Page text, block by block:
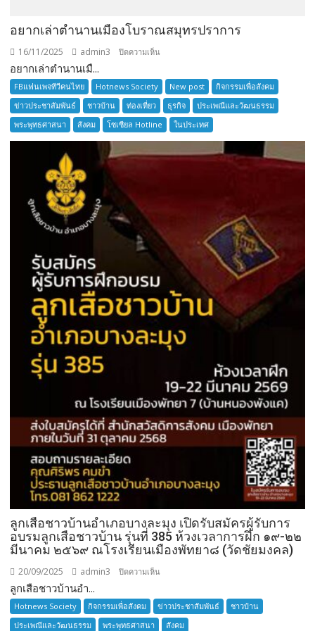
อยากเล่าตำนานเมืองโบราณสมุทรปราการ
16/11/2025 admin3 ปิดความเห็น
เล่า
ตำนาน
เมือง
โบราณ
สมุทรปราการ
อยากเล่าตำนานเมื...
FBแฟนเพจทีวีคนไทย Hotnews Society New post
กิจกรรมเพื่อสังคม
ข่าวประชาสัมพันธ์
ชาวบ้าน ท่องเที่ยว ธุรกิจ
ประเพณีและวัฒนธรรม
พระพุทธศาสนา
สังคม โซเซียล Hotline ในประเทศ
ลูกเสือชาวบ้านอำเภอบางละมุง เปิดรับสมัครผู้รับการ
อบรมลูกเสือชาวบ้าน รุ่นที่ 385 ห้วงเวลาการฝึก ๑๙-๒๒
มีนาคม ๒๕๖๙ ณโรงเรียนเมืองพัทยา๘ (วัดชัยมงคล)
20/09/2025 admin3 ปิดความเห็น
เสือ
ชาว
ลูกเสือชาวบ้านอำ...
Hotnews Society กิจกรรมเพื่อสังคม ข่าวประชาสัมพันธ์
ชาวบ้าน
ประเพณีและวัฒนธรรม
พระพุทธศาสนา สังคม